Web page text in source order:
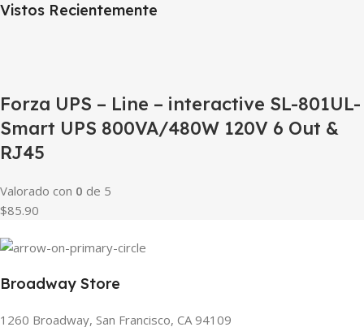
Vistos Recientemente
Forza UPS – Line – interactive SL-801UL-
Smart UPS 800VA/480W 120V 6 Out &
RJ45
Valorado con 0 de 5
$85.90
Broadway Store
1260 Broadway, San Francisco, CA 94109